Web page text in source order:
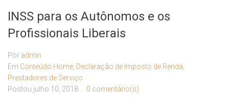
INSS para os Autônomos e os
Profissionais Liberais
Por admin
Em Conteúdo Home Declaração de Imposto de Renda
Prestadores de Serviço
Postou julho 10, 2018 0 comentário(s)